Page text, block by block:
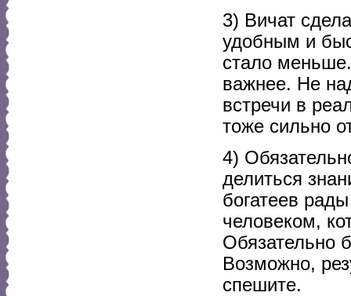
3) Вичат
удобным и
стало меньше.
важнее. Не
встречи в
тоже сильно
4)
делиться
богатеев
человеком,
Обязательно
Возможно,
спешите.